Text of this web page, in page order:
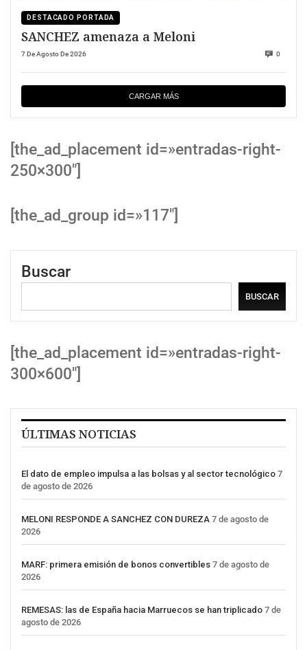
DESTACADO PORTADA
SANCHEZ amenaza a Meloni
7 De Agosto De 2026 0
CARGAR MÁS
[the_ad_placement id=»entradas-right-
250×300″]
[the_ad_group id=»117″]
Buscar
BUSCAR
[the_ad_placement id=»entradas-right-
300×600″]
ÚLTIMAS NOTICIAS
El dato de empleo impulsa a las bolsas y al sector tecnológico 7
de agosto de 2026
MELONI RESPONDE A SANCHEZ CON DUREZA 7 de agosto de
2026
MARF: primera emisión de bonos convertibles 7 de agosto de
2026
REMESAS: las de España hacia Marruecos se han triplicado 7 de
agosto de 2026